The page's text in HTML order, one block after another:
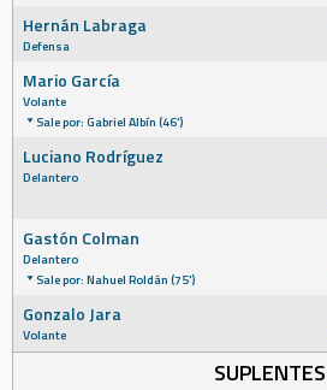
Hernán Labraga
Defensa
Mario García
Volante
Sale por: Gabriel Albín (46')
Luciano Rodríguez
Delantero
Gastón Colman
Delantero
Sale por: Nahuel Roldán (75')
Gonzalo Jara
Volante
SUPLENTES